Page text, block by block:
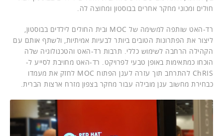
חולים ומכוני מחקר אחרים בבוסטון ומחוצה לה.
רד-האט שותפה למשימה של MOC ובית החולים לילדים בבוסטון,
ליצור את הפתרונות הטובים ביותר לבעיות אמיתיות, ולשתף אותם עם
הקהילה הרחבה לשימוש כללי. תרבות רד-האט והטכנולוגיה שלה
הוכחו כמתאימות באופן טבעי לפרויקט. רד-האט מחויבת לסייע ל-
ChRIS להתרחב תוך עזרה לענן הפתוח MOC לחזק את מעמדו
כבחירת מחשוב ענן מובילה עבור מחקר בצפון מזרח ארצות הברית.